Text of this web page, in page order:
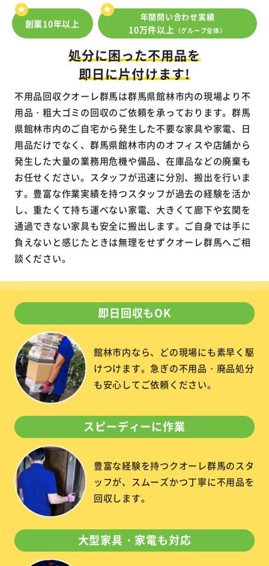
創業10年以上
年間問い合わせ実績
10万件以上 （グループ全体）
処分に困った不用品を
即日に片付けます!
不用品回収クオーレ群馬は群馬県館林市内の現場より不
用品・粗大ゴミの回収のご依頼を承っております。群馬
県館林市内のご自宅から発生した不要な家具や家電、日
用品だけでなく、群馬県館林市内のオフィスや店舗から
発生した大量の業務用危機や備品、在庫品などの廃棄も
お任せください。スタッフが迅速に分別、搬出を行いま
す。豊富な作業実績を持つスタッフが過去の経験を活か
し、重たくて持ち運べない家電、大きくて廊下や玄関を
通過できない家具も安全に搬出します。ご自身では手に
負えないと感じたときは無理をせずクオーレ群馬へご相
談ください。
即日回収もOK
館林市内なら、どの現場にも素早く駆
けつけます。急ぎの不用品・廃品処分
も安心してご依頼ください。
スピーディーに作業
豊富な経験を持つクオーレ群馬のスタ
ッフが、スムーズかつ丁寧に不用品を
回収します。
大型家具・家電も対応